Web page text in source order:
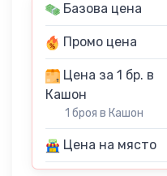
Базова цена
Промо цена
Цена за 1 бр. в
Кашон
1 броя в Кашон
Цена на място